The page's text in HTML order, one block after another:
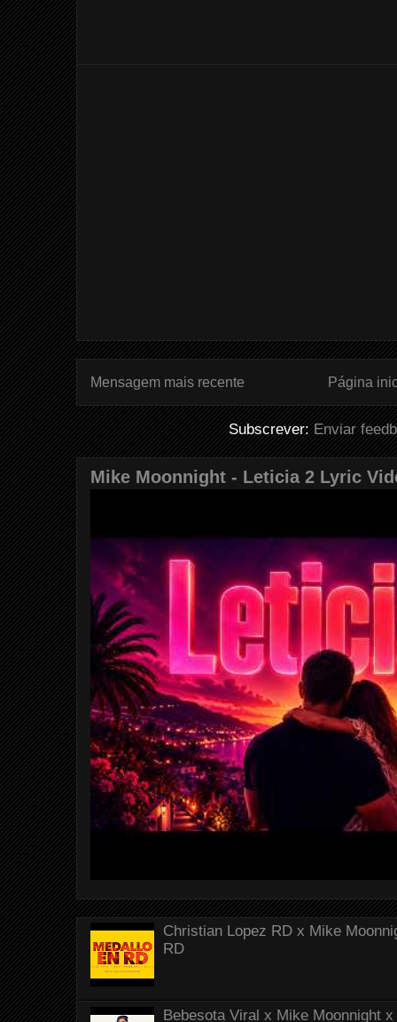
Mensagem mais recente Página
Subscrever:Enviar
Mike Moonnight - Leticia 2 Lyric
Christian Lopez RD x Mike
RD
Bebesota Viral x Mike Moonnight